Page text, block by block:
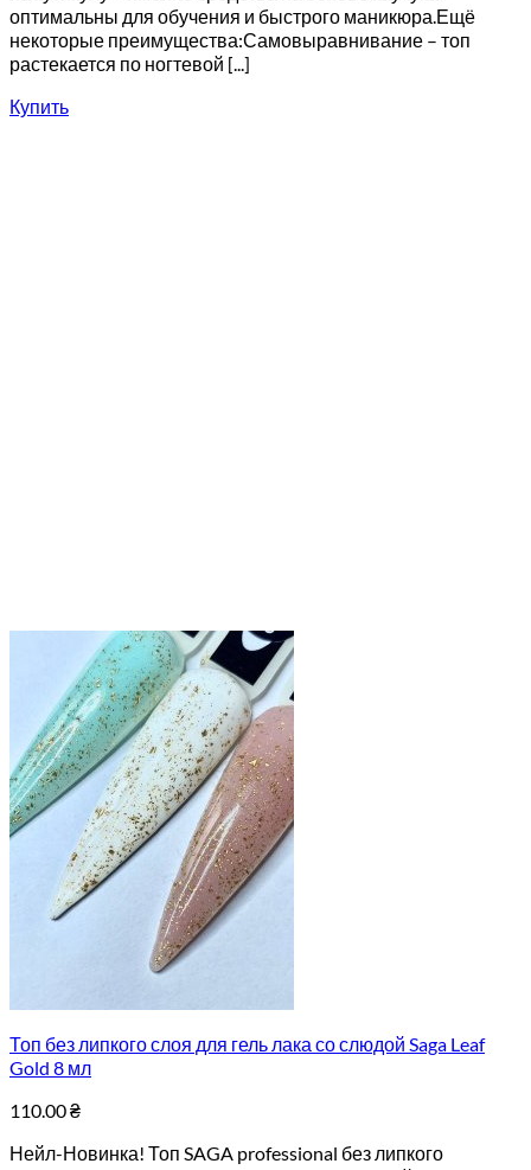
оптимальны для обучения и быстрого маникюра.Ещё
некоторые преимущества:Самовыравнивание – топ
растекается по ногтевой [...]
Купить
Топ без липкого слоя для гель лака со слюдой Saga Leaf
Gold 8 мл
110.00₴
Нейл-Новинка! Топ SAGA professional без липкого